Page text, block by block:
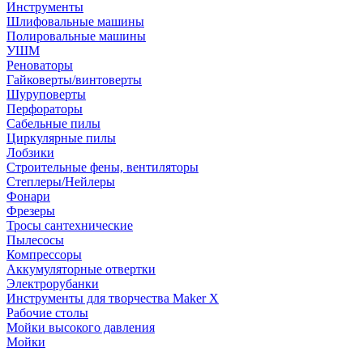
Инструменты
Шлифовальные машины
Полировальные машины
УШМ
Реноваторы
Гайковерты/винтоверты
Шуруповерты
Перфораторы
Сабельные пилы
Циркулярные пилы
Лобзики
Строительные фены, вентиляторы
Степлеры/Нейлеры
Фонари
Фрезеры
Тросы сантехнические
Пылесосы
Компрессоры
Аккумуляторные отвертки
Электрорубанки
Инструменты для творчества Maker X
Рабочие столы
Мойки высокого давления
Мойки